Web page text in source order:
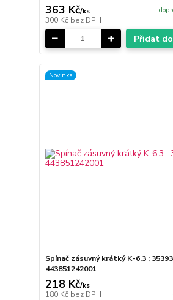
363 Kč/ks
300 Kč bez DPH
Přidat
Novinka
Spínač zásuvný krátký K-6,3 ;
443851242001
218 Kč/ks
180 Kč bez DPH